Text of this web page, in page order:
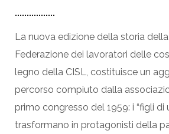
La nuova edizione della storia
Federazione dei lavoratori delle
legno della CISL, costituisce un
percorso compiuto dalla
primo congresso del 1959: i “figli di
trasformano in protagonisti della